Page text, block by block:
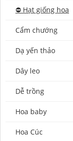
⛔️ Hạt giống hoa
Cẩm chướng
Dạ yến thảo
Dây leo
Dễ trồng
Hoa baby
Hoa Cúc